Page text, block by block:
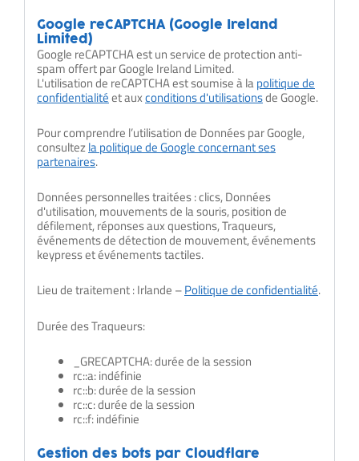
Google reCAPTCHA (Google Ireland
Limited)
Google reCAPTCHA est un service de protection anti-
spam offert par Google Ireland Limited.
L'utilisation de reCAPTCHA est soumise à lapolitique de
confidentialitéet auxconditions d'utilisationsde Google.
Pour comprendre l’utilisation de Données par Google,
consultezla politique de Google concernant ses
partenaires.
Données personnelles traitées : clics, Données
d'utilisation, mouvements de la souris, position de
défilement, réponses aux questions, Traqueurs,
événements de détection de mouvement, événements
keypress et événements tactiles.
Lieu de traitement : Irlande –Politique de confidentialité.
Durée des Traqueurs:
_GRECAPTCHA: durée de la session
rc::a: indéfinie
rc::b: durée de la session
rc::c: durée de la session
rc::f: indéfinie
Gestion des bots par Cloudflare